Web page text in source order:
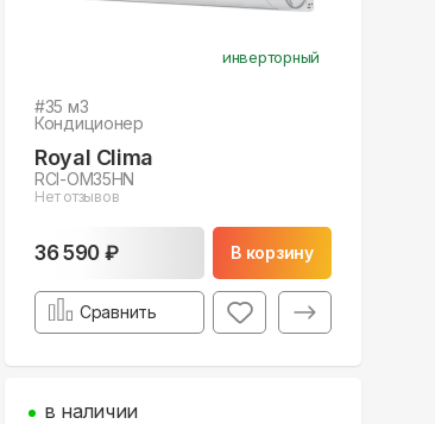
инверторный
#35 м3
Кондиционер
Royal Clima
RCI-OM35HN
Нет отзывов
36 590 ₽ В корзину
Сравнить
в наличии